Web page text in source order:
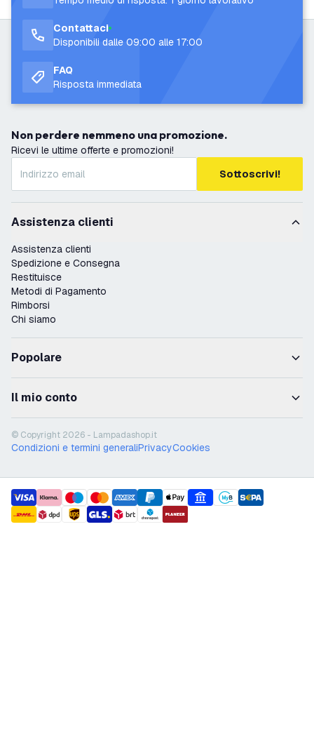
Contattaci
Disponibili dalle 09:00 alle 17:00
FAQ
Risposta immediata
Non perdere nemmeno una promozione.
Ricevi le ultime offerte e promozioni!
Sottoscrivi!
Assistenza clienti
Assistenza clienti
Spedizione e Consegna
Restituisce
Metodi di Pagamento
Rimborsi
Chi siamo
Popolare
Il mio conto
© Copyright 2026 - Lampadashop.it
Condizioni e termini generaliPrivacyCookies
payment methods
shipment methods